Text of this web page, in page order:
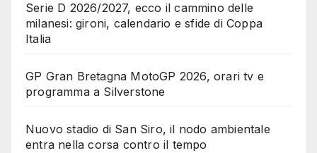
Serie D 2026/2027, ecco il cammino delle
milanesi: gironi, calendario e sfide di Coppa
Italia
GP Gran Bretagna MotoGP 2026, orari tv e
programma a Silverstone
Nuovo stadio di San Siro, il nodo ambientale
entra nella corsa contro il tempo